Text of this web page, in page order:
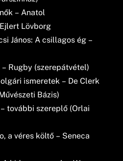
– Anatol
Lövborg
János: A csillagos ég –
Rugby (szerepátvétel)
ismeretek – De Clerk
Bázis)
további szereplő (Orlai
a véres költő – Seneca